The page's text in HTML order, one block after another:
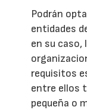
Podrán
entidades
en su caso,
requisitos
entre ellos
pequeña o